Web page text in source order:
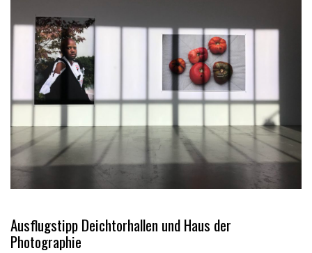
Ausflugstipp Deichtorhallen und Haus der
Photographie